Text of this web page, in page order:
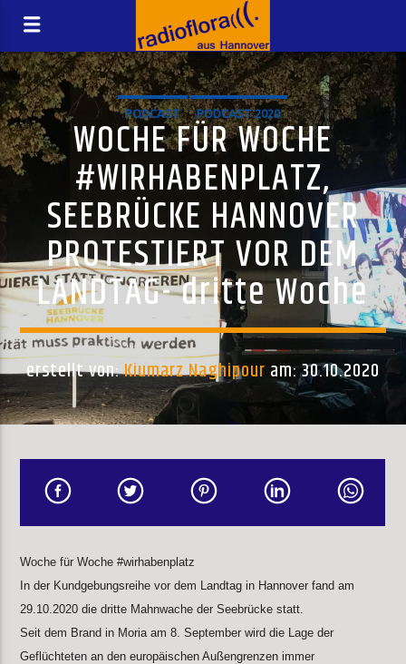
PODCAST PODCAST 2020
WOCHE FÜR WOCHE
#WIRHABENPLATZ,
SEEBRÜCKE HANNOVER
PROTESTIERT VOR DEM
LANDTAG- dritte Woche
erstellt von:Kiumarz Naghipouram: 30.10.2020
Woche für Woche #wirhabenplatz
In der Kundgebungsreihe vor dem Landtag in Hannover fand am
29.10.2020 die dritte Mahnwache der Seebrücke statt.
Seit dem Brand in Moria am 8. September wird die Lage der
Geflüchteten an den europäischen Außengrenzen immer